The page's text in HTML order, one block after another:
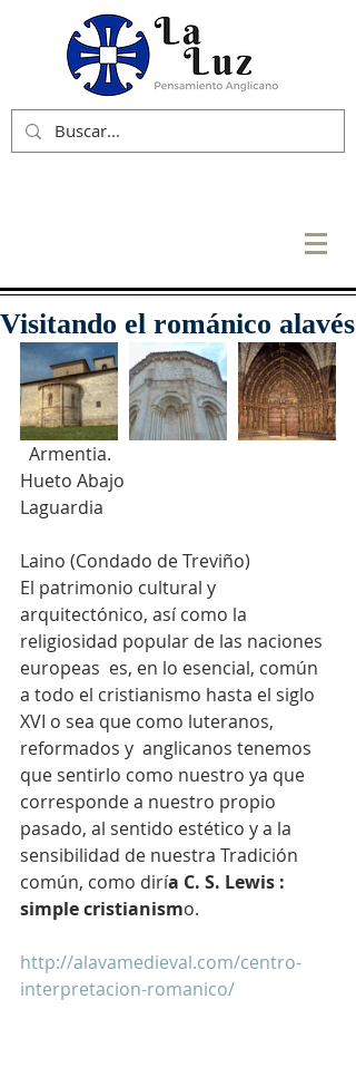
Visitando el románico alavés
Hueto Abajo
Laguardia
Laino (Condado de Treviño)
El patrimonio cultural y
arquitectónico, así como la
religiosidad popular de las naciones
europeas  es, en lo esencial, común
a todo el cristianismo hasta el siglo
XVI o sea que como luteranos,
reformados y  anglicanos tenemos
que sentirlo como nuestro ya que
corresponde a nuestro propio
pasado, al sentido estético y a la
sensibilidad de nuestra Tradición
común, como diría C. S. Lewis :
simple cristianismo.
http://alavamedieval.com/centro-
interpretacion-romanico/